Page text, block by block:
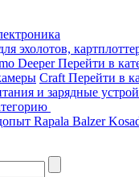
эхолотов,
DeeperПерейти в
Craft Перейти в
и зарядные
Rapala Balzer